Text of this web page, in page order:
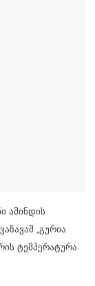
ამინდის
„გურია
ტემპერატურა